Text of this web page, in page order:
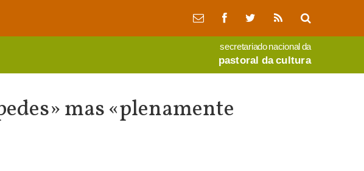
secretariado nacional da
pastoral da cultura
mas «plenamente